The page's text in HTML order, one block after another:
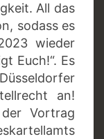
All das
sodass es
wieder
Euch!“. Es
an!
Vortrag